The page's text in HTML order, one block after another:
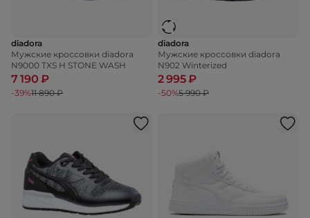
diadora
Мужские кроссовки diadora
N9000 TXS H STONE WASH
7 190 ₽
-39%11 890 ₽
diadora
Мужские кроссовки diadora
N902 Winterized
2 995 ₽
-50%5 990 ₽